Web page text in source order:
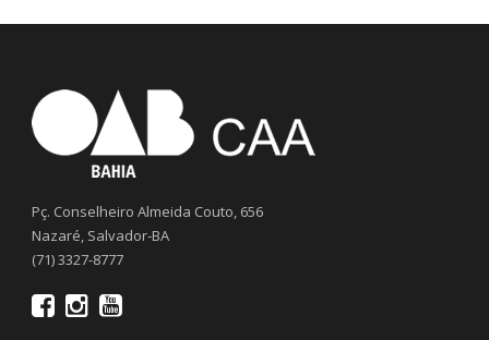
Pç. Conselheiro Almeida Couto, 656
Nazaré, Salvador-BA
(71) 3327-8777